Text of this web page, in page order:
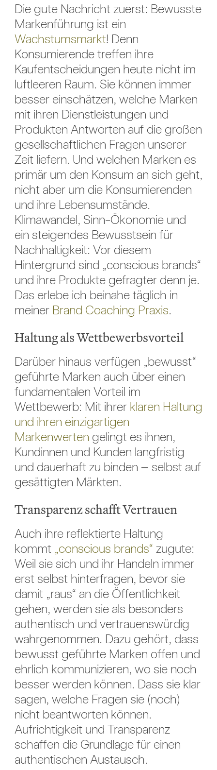
Die gute Nachricht zuerst: Bewusste
Markenführung ist ein
Wachstumsmarkt! Denn
Konsumierende treffen ihre
Kaufentscheidungen heute nicht im
luftleeren Raum. Sie können immer
besser einschätzen, welche Marken
mit ihren Dienstleistungen und
Produkten Antworten auf die großen
gesellschaftlichen Fragen unserer
Zeit liefern. Und welchen Marken es
primär um den Konsum an sich geht,
nicht aber um die Konsumierenden
und ihre Lebensumstände.
Klimawandel, Sinn-Ökonomie und
ein steigendes Bewusstsein für
Nachhaltigkeit: Vor diesem
Hintergrund sind „conscious brands“
und ihre Produkte gefragter denn je.
Das erlebe ich beinahe täglich in
meiner Brand Coaching Praxis.
Haltung als Wettbewerbsvorteil
Darüber hinaus verfügen „bewusst“
geführte Marken auch über einen
fundamentalen Vorteil im
Wettbewerb: Mit ihrer klaren Haltung
und ihren einzigartigen
Markenwerten gelingt es ihnen,
Kundinnen und Kunden langfristig
und dauerhaft zu binden – selbst auf
gesättigten Märkten.
Transparenz schafft Vertrauen
Auch ihre reflektierte Haltung
kommt „conscious brands“ zugute:
Weil sie sich und ihr Handeln immer
erst selbst hinterfragen, bevor sie
damit „raus“ an die Öffentlichkeit
gehen, werden sie als besonders
authentisch und vertrauenswürdig
wahrgenommen. Dazu gehört, dass
bewusst geführte Marken offen und
ehrlich kommunizieren, wo sie noch
besser werden können. Dass sie klar
sagen, welche Fragen sie (noch)
nicht beantworten können.
Aufrichtigkeit und Transparenz
schaffen die Grundlage für einen
authentischen Austausch.